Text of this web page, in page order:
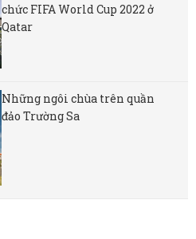
chức FIFA World Cup 2022 ở
Qatar
Những ngôi chùa trên quần
đảo Trường Sa